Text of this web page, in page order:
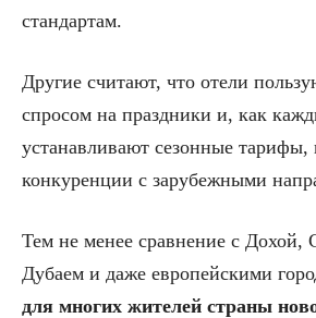
стандартам.
Другие считают, что отели
спросом на праздники и, как
устанавливают сезонные тарифы,
конкуренции с зарубежными
Тем не менее сравнение с Дохой,
Дубаем и даже европейскими
для многих жителей страны